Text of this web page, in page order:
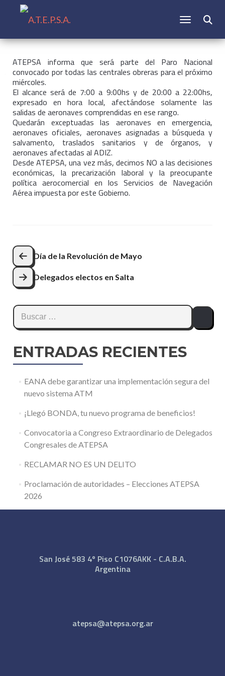
CAMBIAR
ATEPSA informa que será parte del Paro Nacional
convocado por todas las centrales obreras para el próximo
miércoles.
El alcance será de 7:00 a 9:00hs y de 20:00 a 22:00hs,
expresado en hora local, afectándose solamente las
salidas de aeronaves comprendidas en ese rango.
Quedarán exceptuadas las aeronaves en emergencia,
aeronaves oficiales, aeronaves asignadas a búsqueda y
salvamento, traslados sanitarios y de órganos, y
aeronaves afectadas al ADIZ.
Desde ATEPSA, una vez más, decimos NO a las decisiones
económicas, la precarización laboral y la preocupante
política aerocomercial en los Servicios de Navegación
Aérea impuesta por este Gobierno.
Navegación
de
entradas
Día de la Revolución de Mayo
Delegados electos en Salta
Buscar:
ENTRADAS RECIENTES
EANA debe garantizar una implementación segura del
nuevo sistema ATM
¡Llegó BONDA, tu nuevo programa de beneficios!
Convocatoria a Congreso Extraordinario de Delegados
Congresales de ATEPSA
RECLAMAR NO ES UN DELITO
Proclamación de autoridades – Elecciones ATEPSA
2026
San José 583 4º Piso C1076AKK - C.A.B.A.
Argentina
atepsa@atepsa.org.ar